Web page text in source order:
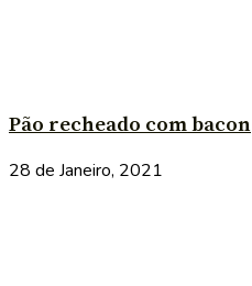
Pão recheado com bacon
28 de Janeiro, 2021